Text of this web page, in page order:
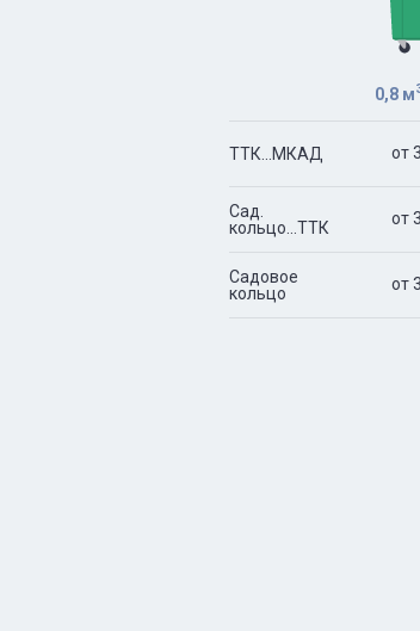
0,8 м
ТТК...МКАД от
Сад.
кольцо...ТТК
от
Садовое
кольцо
от